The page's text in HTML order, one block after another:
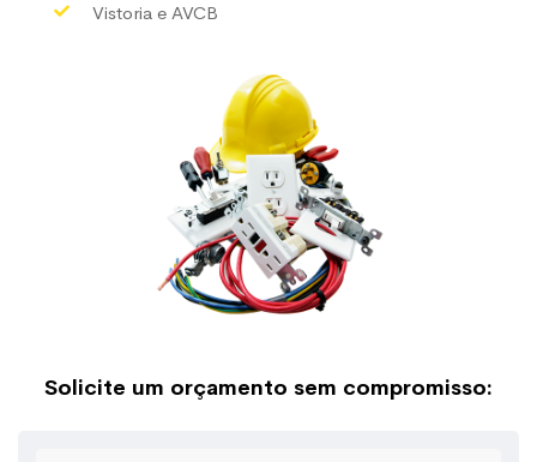
Vistoria e AVCB
Solicite um orçamento sem compromisso: